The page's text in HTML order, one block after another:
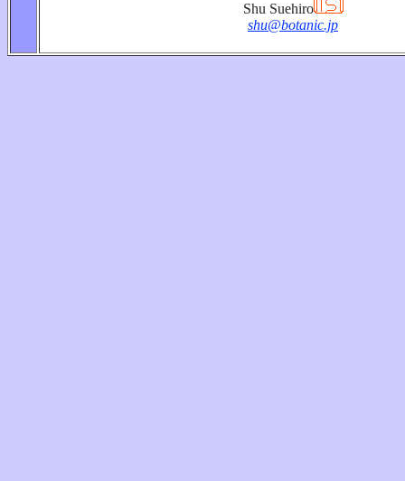
Shu Suehiro
shu@botanic.jp